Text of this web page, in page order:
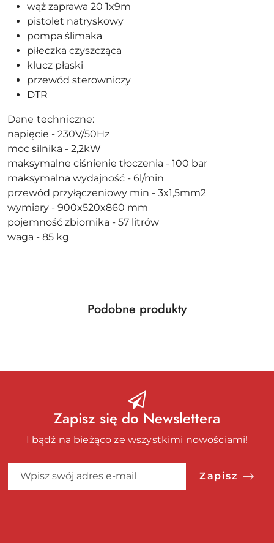
wąż zaprawa 20 1x9m
pistolet natryskowy
pompa ślimaka
piłeczka czyszcząca
klucz płaski
przewód sterowniczy
DTR
Dane techniczne:
napięcie - 230V/50Hz
moc silnika - 2,2kW
maksymalne ciśnienie tłoczenia - 100 bar
maksymalna wydajność - 6l/min
przewód przyłączeniowy min - 3x1,5mm2
wymiary - 900x520x860 mm
pojemność zbiornika - 57 litrów
waga - 85 kg
Pomiń karuzelę produktów
Produkty
Podobne produkty
Zapisz się do Newslettera
I bądź na bieżąco ze wszystkimi nowościami!
Zapisz